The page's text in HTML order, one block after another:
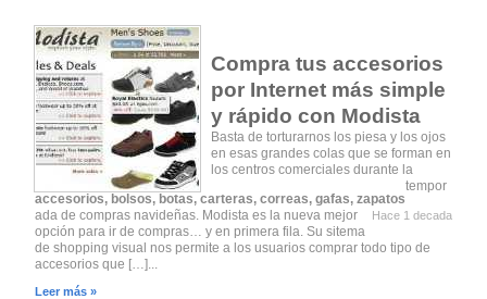
accesorios, bolsos, botas,carteras,correas,gafas,zapatos
Hace 1 decada
Compra tus accesorios
por Internet más simple
y rápido con Modista
Basta de torturarnos los piesa y los ojos
en esas grandes colas que se forman en
los centros comerciales durante la
tempor
ada de compras navideñas. Modista es la nueva mejor
opción para ir de compras… y en primera fila. Su sitema
de shopping visual nos permite a los usuarios comprar todo tipo de
accesorios que […]...
Leer más »